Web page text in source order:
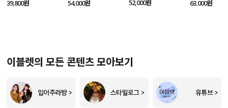
39,800원 54,000원 52,000원 63,000원
이블렛의 모든 콘텐츠 모아보기